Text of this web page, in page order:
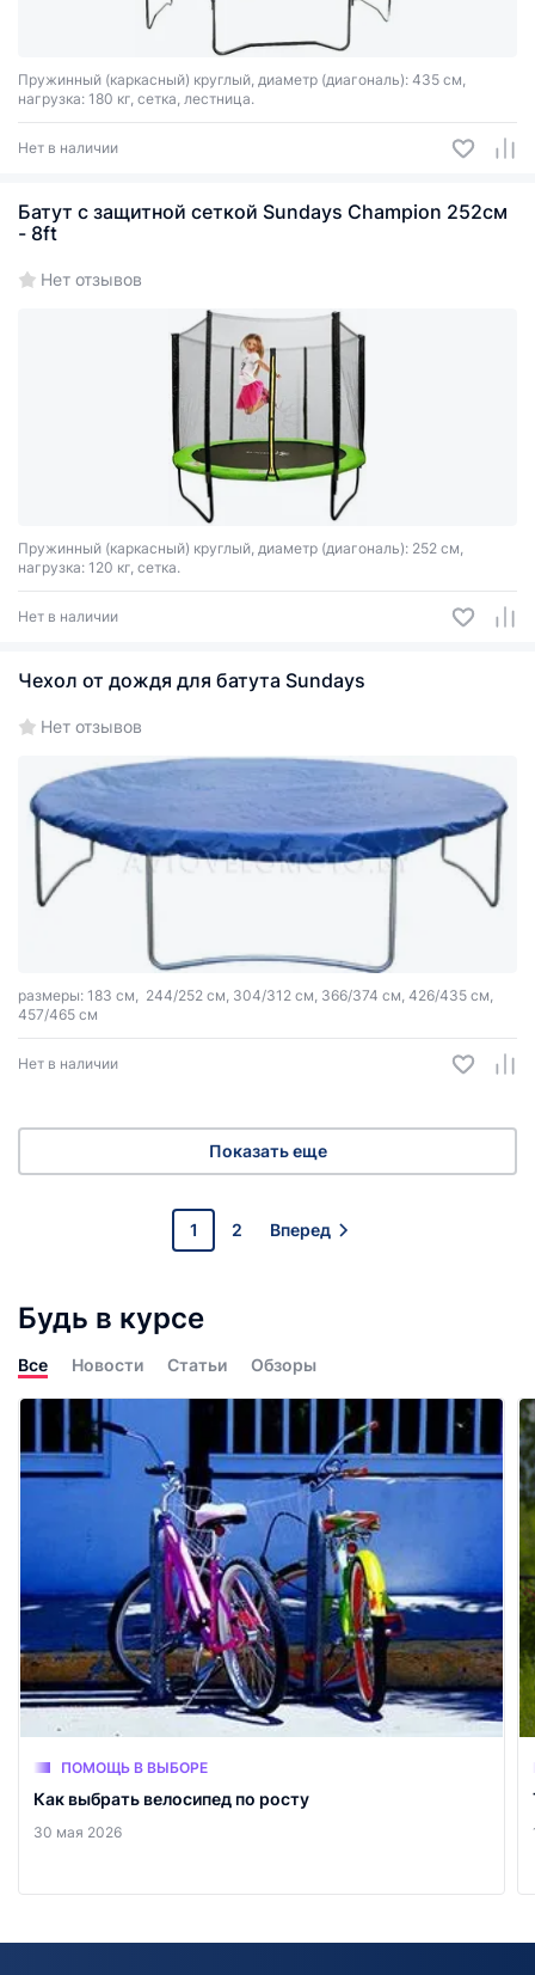
Пружинный (каркасный) круглый, диаметр (диагональ): 435 см,
нагрузка: 180 кг, сетка, лестница.
Нет в наличии
Батут с защитной сеткой Sundays Champion 252см
- 8ft
Нет отзывов
Пружинный (каркасный) круглый, диаметр (диагональ): 252 см,
нагрузка: 120 кг, сетка.
Нет в наличии
Чехол от дождя для батута Sundays
Нет отзывов
размеры: 183 см, 244/252 см, 304/312 см, 366/374 см, 426/435 см,
457/465 см
Нет в наличии
Показать еще
1 2 Вперед
Будь в курсе
Все Новости Статьи Обзоры
ПОМОЩЬ В ВЫБОРЕ
Как выбрать велосипед по росту
30 мая 2026